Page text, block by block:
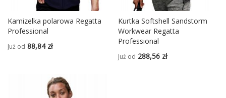
Kamizelka polarowa Regatta
Professional
Już od 88,84 zł
Kurtka Softshell Sandstorm
Workwear Regatta
Professional
Już od 288,56 zł